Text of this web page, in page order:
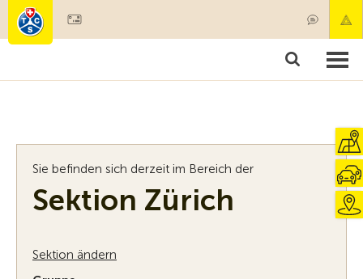
Mitgliedschaft & Leistungen
Sie befinden sich derzeit im Bereich der
Sektion Zürich
Sektion ändern